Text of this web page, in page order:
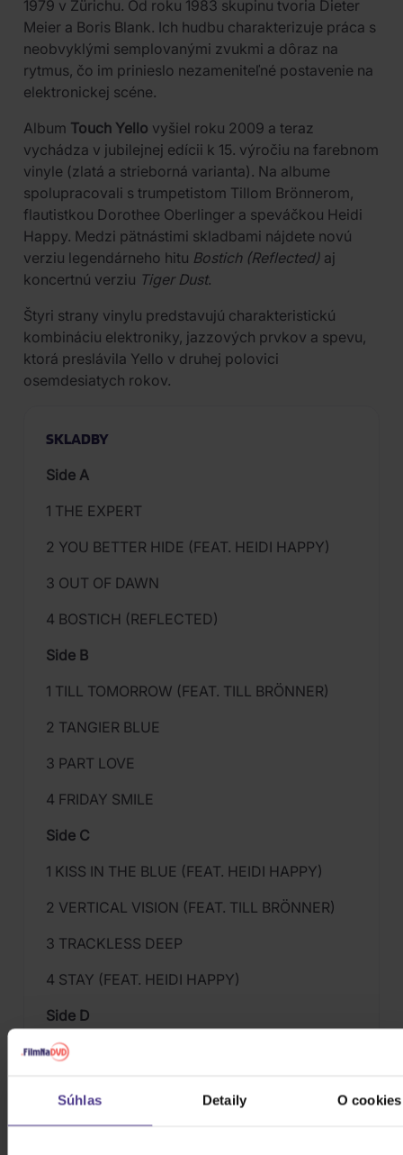
Súhlas Detaily O cookies
1979 v Zürichu. Od roku 1983 skupinu tvoria Dieter
Meier a Boris Blank. Ich hudbu charakterizuje práca s
neobvyklými semplovanými zvukmi a dôraz na
rytmus, čo im prinieslo nezameniteľné postavenie na
elektronickej scéne.
Album Touch Yello vyšiel roku 2009 a teraz
vychádza v jubilejnej edícii k 15. výročiu na farebnom
vinyle (zlatá a strieborná varianta). Na albume
spolupracovali s trumpetistom Tillom Brönnerom,
flautistkou Dorothee Oberlinger a speváčkou Heidi
Happy. Medzi pätnástimi skladbami nájdete novú
verziu legendárneho hitu Bostich (Reflected) aj
koncertnú verziu Tiger Dust.
Štyri strany vinylu predstavujú charakteristickú
kombináciu elektroniky, jazzových prvkov a spevu,
ktorá preslávila Yello v druhej polovici
osemdesiatych rokov.
SKLADBY
Side A
1 THE EXPERT
2 YOU BETTER HIDE (FEAT. HEIDI HAPPY)
3 OUT OF DAWN
4 BOSTICH (REFLECTED)
Side B
1 TILL TOMORROW (FEAT. TILL BRÖNNER)
2 TANGIER BLUE
3 PART LOVE
4 FRIDAY SMILE
Side C
1 KISS IN THE BLUE (FEAT. HEIDI HAPPY)
2 VERTICAL VISION (FEAT. TILL BRÖNNER)
3 TRACKLESS DEEP
4 STAY (FEAT. HEIDI HAPPY)
Side D
1 ELECTRIC FRAME (FEAT. TILL BRÖNNER)
OBERLINGER)